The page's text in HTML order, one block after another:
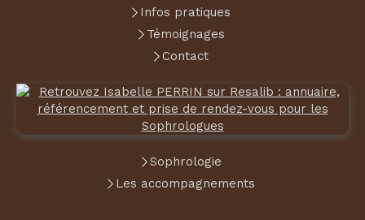
Infos pratiques
Témoignages
Contact
Sophrologie
Les accompagnements